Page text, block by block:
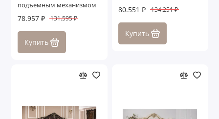
подъемным механизмом
78.957 ₽ 131.595 ₽
Купить
80.551 ₽ 134.251 ₽
Купить